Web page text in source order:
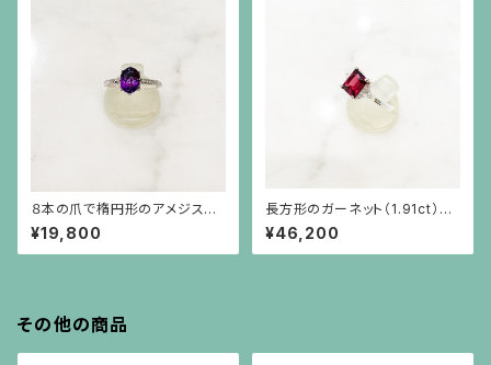
８本の爪で楕円形のアメジスト
（1.41ct）を留めた彫りの施され
た細い腕のシルバーリング
¥19,800
長方形のガーネット（1.91ct）と
三角ホワイトサファイアのシルバ
ー台リング
¥46,200
その他の商品